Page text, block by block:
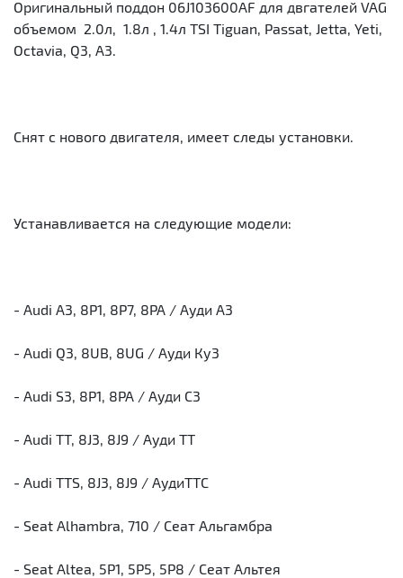
Оригинальный поддон 06J103600AF для двгателей VAG
объемом 2.0л, 1.8л , 1.4л TSI Tiguan, Passat, Jetta, Yeti,
Octavia, Q3, A3.
Снят с нового двигателя, имеет следы установки.
Устанавливается на следующие модели:
- Audi A3, 8P1, 8P7, 8PA / Ауди А3
- Audi Q3, 8UB, 8UG / Ауди Ку3
- Audi S3, 8P1, 8PA / Ауди С3
- Audi TT, 8J3, 8J9 / Ауди ТТ
- Audi TTS, 8J3, 8J9 / АудиТТС
- Seat Alhambra, 710 / Сеат Альгамбра
- Seat Altea, 5P1, 5P5, 5P8 / Сеат Альтея